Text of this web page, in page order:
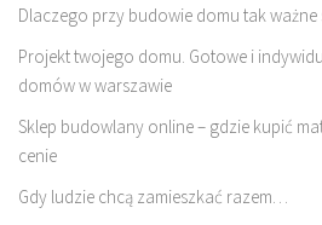
Dlaczego przy budowie domu tak ważne
Projekt twojego domu. Gotowe i
domów w warszawie
Sklep budowlany online – gdzie kupić
cenie
Gdy ludzie chcą zamieszkać razem…